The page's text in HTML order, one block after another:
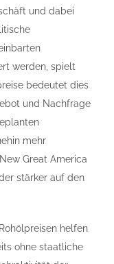
und dabei
werden, spielt
bedeutet dies
und Nachfrage
mehr
Great America
stärker auf den
helfen
ohne staatliche